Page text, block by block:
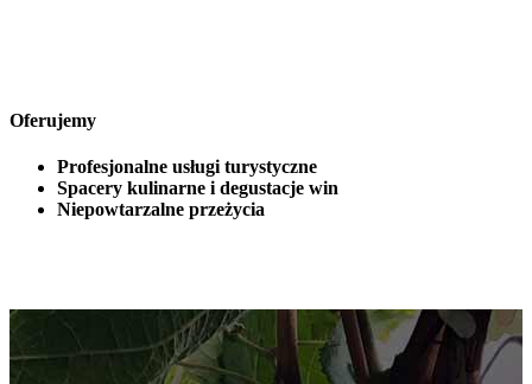
Oferujemy
Profesjonalne usługi turystyczne
Spacery kulinarne i degustacje win
Niepowtarzalne przeżycia